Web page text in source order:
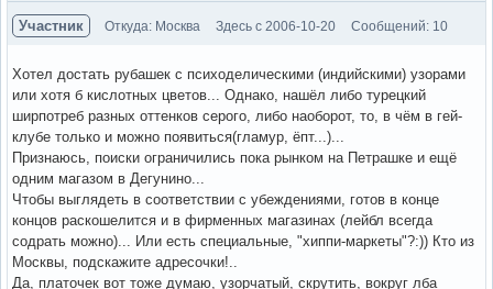
Участник Откуда: Москва Здесь с 2006-10-20 Сообщений: 10
Хотел достать рубашек с психоделическими (индийскими) узорами
или хотя б кислотных цветов... Однако, нашёл либо турецкий
ширпотреб разных оттенков серого, либо наоборот, то, в чём в гей-
клубе только и можно появиться(гламур, ёпт...)...
Признаюсь, поиски ограничились пока рынком на Петрашке и ещё
одним магазом в Дегунино...
Чтобы выглядеть в соответствии с убеждениями, готов в конце
концов раскошелится и в фирменных магазинах (лейбл всегда
содрать можно)... Или есть специальные, "хиппи-маркеты"?:)) Кто из
Москвы, подскажите адресочки!..
Да, платочек вот тоже думаю, узорчатый, скрутить, вокруг лба